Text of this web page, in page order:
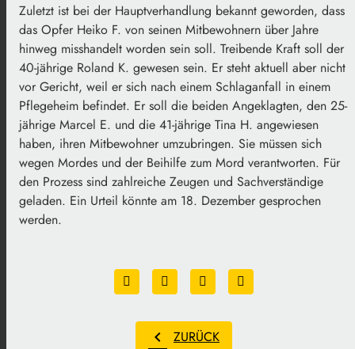
Zuletzt ist bei der Hauptverhandlung bekannt geworden, dass
das Opfer Heiko F. von seinen Mitbewohnern über Jahre
hinweg misshandelt worden sein soll. Treibende Kraft soll der
40-jährige Roland K. gewesen sein. Er steht aktuell aber nicht
vor Gericht, weil er sich nach einem Schlaganfall in einem
Pflegeheim befindet. Er soll die beiden Angeklagten, den 25-
jährige Marcel E. und die 41-jährige Tina H. angewiesen
haben, ihren Mitbewohner umzubringen. Sie müssen sich
wegen Mordes und der Beihilfe zum Mord verantworten. Für
den Prozess sind zahlreiche Zeugen und Sachverständige
geladen. Ein Urteil könnte am 18. Dezember gesprochen
werden.
chevron_left ZURÜCK